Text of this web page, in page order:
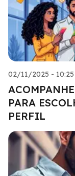
02/11/2025 - 10:25
PARA
PERFIL